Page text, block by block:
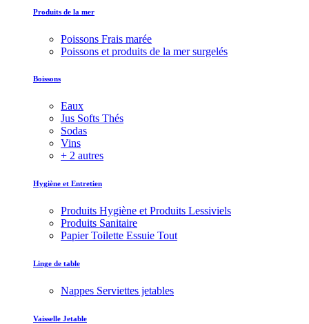
Produits de la mer
Poissons Frais marée
Poissons et produits de la mer surgelés
Boissons
Eaux
Jus Softs Thés
Sodas
Vins
+ 2 autres
Hygiène et Entretien
Produits Hygiène et Produits Lessiviels
Produits Sanitaire
Papier Toilette Essuie Tout
Linge de table
Nappes Serviettes jetables
Vaisselle Jetable